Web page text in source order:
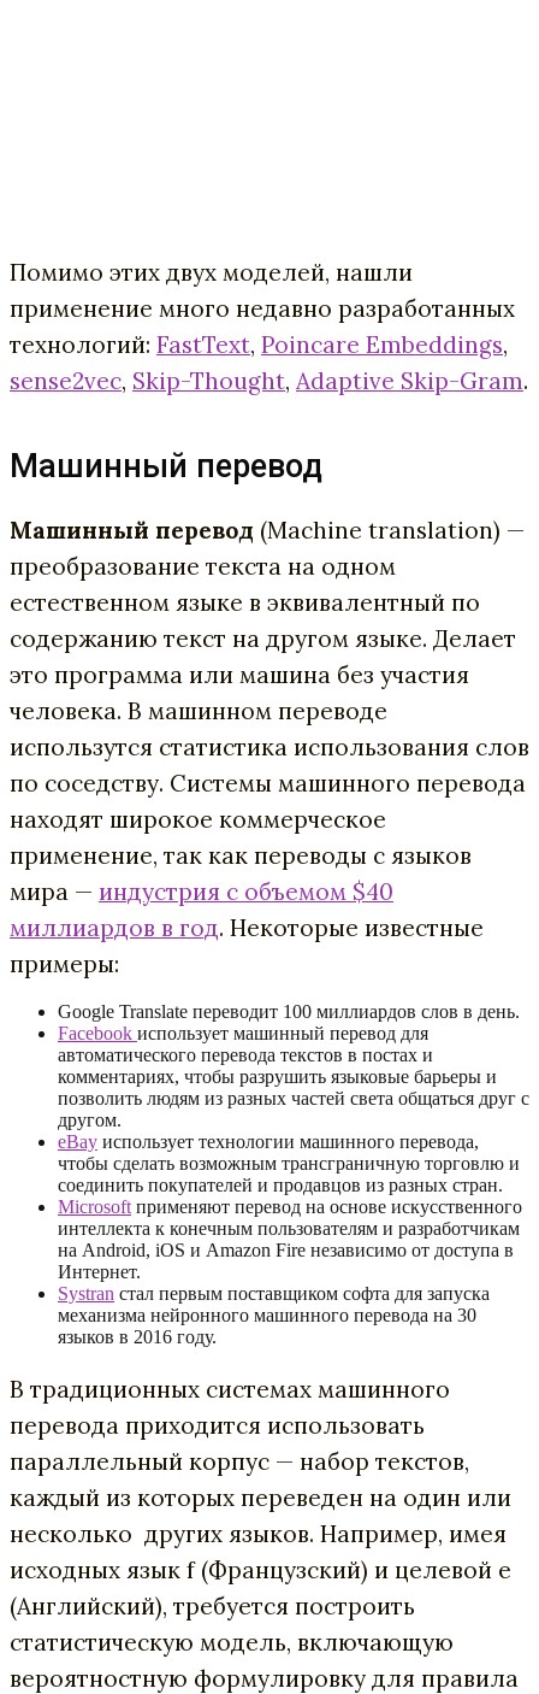
Помимо этих двух моделей, нашли
применение много недавно разработанных
технологий: FastText, Poincare Embeddings,
sense2vec, Skip-Thought, Adaptive Skip-Gram.
Машинный перевод
Машинный перевод (Machine translation) —
преобразование текста на одном
естественном языке в эквивалентный по
содержанию текст на другом языке. Делает
это программа или машина без участия
человека. В машинном переводе
использутся статистика использования слов
по соседству. Системы машинного перевода
находят широкое коммерческое
применение, так как переводы с языков
мира — индустрия с объемом $40
миллиардов в год. Некоторые известные
примеры:
Google Translate переводит 100 миллиардов слов в день.
Facebook использует машинный перевод для
автоматического перевода текстов в постах и
комментариях, чтобы разрушить языковые барьеры и
позволить людям из разных частей света общаться друг с
другом.
eBay использует технологии машинного перевода,
чтобы сделать возможным трансграничную торговлю и
соединить покупателей и продавцов из разных стран.
Microsoft применяют перевод на основе искусственного
интеллекта к конечным пользователям и разработчикам
на Android, iOS и Amazon Fire независимо от доступа в
Интернет.
Systran стал первым поставщиком софта для запуска
механизма нейронного машинного перевода на 30
языков в 2016 году.
В традиционных системах машинного
перевода приходится использовать
параллельный корпус — набор текстов,
каждый из которых переведен на один или
несколько других языков. Например, имея
исходных язык f (Французский) и целевой e
(Английский), требуется построить
статистическую модель, включающую
вероятностную формулировку для правила